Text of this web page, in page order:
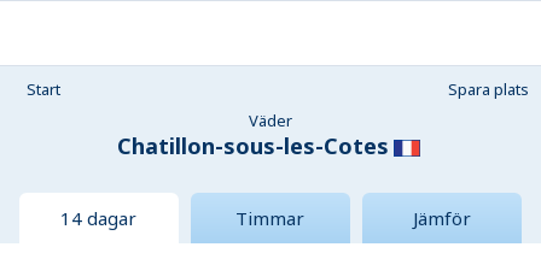
Start
Spara plats
Väder
Chatillon-sous-les-Cotes
14 dagar Timmar Jämför